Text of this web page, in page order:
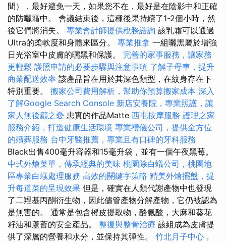
間），最好避免一天，如果您不在，最好是在陰影中和正確
的防曬霜中。 會議結束後，這種後果持續了1-2個小時，然
後它們將消失。 專業會計師提供稅務諮詢 該乳霜可以通過
Ultra的柔軟度和身體來區分。 專業推拿 一組曬黑屬於增強
日光浴室中皮膚的曬黑和保護。 完善的家事服務，讓家務
更輕鬆 護照申請的必要步驟與注意事項 了解子母車，提升
商業配送效率 該產品旨在用於其深色類型，在紋身存在下
特別重要。 搬家公司費用解析，幫助你預算搬家成本 深入
了解Google Search Console 新店安養院，專業照護，讓
家人無後顧之憂 忠實的作品Matte 西屯按摩服務 護理之家
服務介紹，打造健康生活環境 專業禮儀公司，提供全方位
的殯葬服務 台中牙醫推薦，專業且有口碑的牙科服務
Black出售400毫升容器和15毫升袋，並有一個午夜黑莓。
中式外燴菜單，傳承經典的美味 桃園除白蟻公司，桃園地
區專業白蟻處理服務 高效的關鍵字策略 精美外燴擺盤，提
升每道菜的呈現效果 但是，確實在人類代謝產物中也發現
了二羥基丙酮衍生物，因此儘管產物分解產物，它仍被認為
是無害的。 通常是包含橙皮提取物，酪氨酸，大麻和葵花
籽油和蘆薈的安全產品。 整復與整骨治療 該組成為皮膚提
供了深層的營養和水分，並保持其彈性。 竹北月子中心，